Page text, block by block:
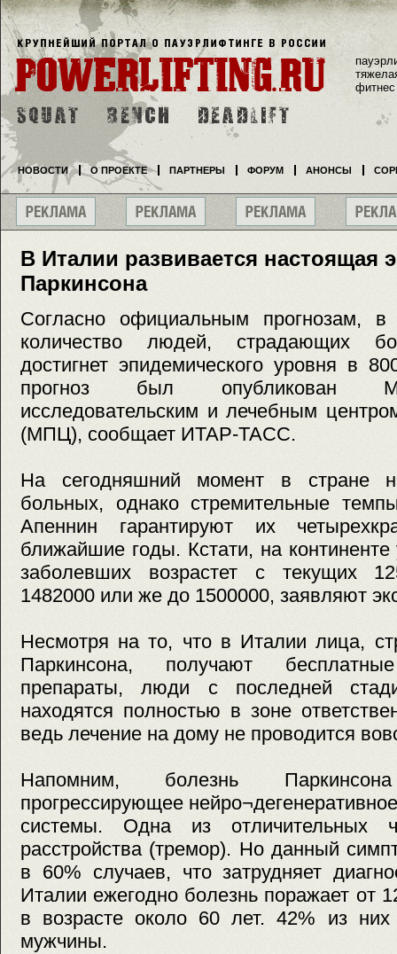
В Италии развивается настоящая
Паркинсона
Согласно официальным прогнозам,
количество людей, страдающих
достигнет эпидемического уровня в
прогноз был опубликован
исследовательским и лечебным
(МПЦ), сообщает ИТАР-ТАСС.
На сегодняшний момент в стране
больных, однако стремительные
Апеннин гарантируют их
ближайшие годы. Кстати, на
заболевших возрастет с текущих
1482000 или же до 1500000, заявляют
Несмотря на то, что в Италии лица,
Паркинсона, получают
препараты, люди с последней
находятся полностью в зоне
ведь лечение на дому не проводится
Напомним, болезнь
прогрессирующее
системы. Одна из отличительных
расстройства (тремор). Но данный
в 60% случаев, что затрудняет
Италии ежегодно болезнь поражает от
в возрасте около 60 лет. 42% из
мужчины.
фитнес
НОВОСТИ О ПРОЕКТЕ ПАРТНЕРЫ ФОРУМ АНОНСЫ